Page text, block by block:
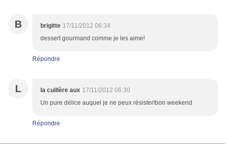
B brigitte 17/11/2012 06:34
dessert gourmand comme je les aime!
Répondre
L la cuillère aux 17/11/2012 06:30
Un pure délice auquel je ne peux résister!bon weekend
Répondre